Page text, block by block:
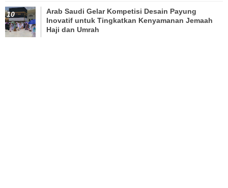
Arab Saudi Gelar Kompetisi Desain Payung
Inovatif untuk Tingkatkan Kenyamanan Jemaah
Haji dan Umrah